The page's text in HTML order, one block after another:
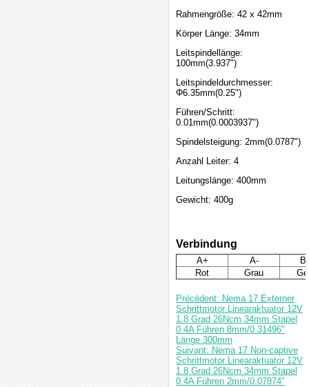
Rahmengröße: 42 x 42mm
Körper Länge: 34mm
Leitspindellänge:
100mm(3.937")
Leitspindeldurchmesser:
Φ6.35mm(0.25")
Führen/Schritt:
0.01mm(0.0003937")
Spindelsteigung: 2mm(0.0787")
Anzahl Leiter: 4
Leitungslänge: 400mm
Gewicht: 400g
Verbindung
A+ A-
Rot
Grau
Précédent: Nema 17 Externer
Schrittmotor Linearaktuator 12V
1.8 Grad 26Ncm 34mm Stapel
0.4A Führen 8mm/0.31496"
Länge 300mm
Suivant: Nema 17 Non-captive
Schrittmotor Linearaktuator 12V
1.8 Grad 26Ncm 34mm Stapel
0.4A Führen 2mm/0.07874"